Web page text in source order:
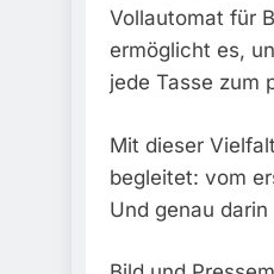
Vollautomat für
ermöglicht es,
jede Tasse zum
Mit dieser
begleitet: vom
Und genau